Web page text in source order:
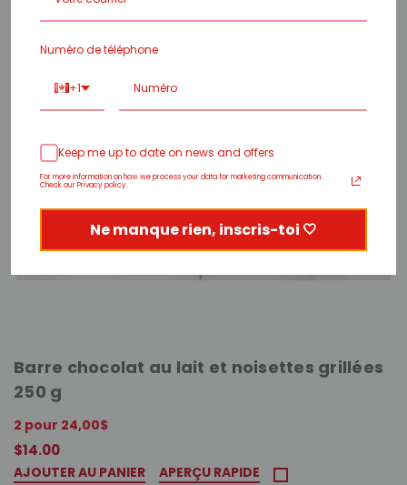
Barre chocolat au lait et noisettes grillées
250 g
2 pour 24,00$
$14.00
AJOUTER AU PANIER APERÇU RAPIDE
Numéro de téléphone
+1
Keep me up to date on news and offers
For more information on how we process your data for marketing communication.
Check our Privacy policy.
Ne manque rien, inscris-toi 🤍